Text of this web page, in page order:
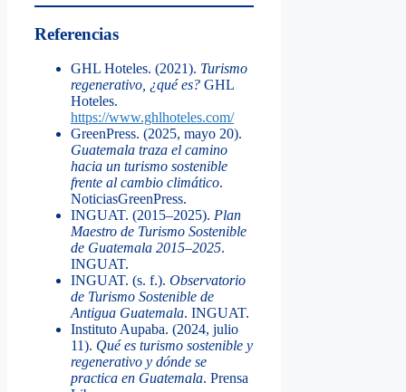
Referencias
GHL Hoteles. (2021). Turismo
regenerativo, ¿qué es? GHL
Hoteles.
https://www.ghlhoteles.com/
GreenPress. (2025, mayo 20).
Guatemala traza el camino
hacia un turismo sostenible
frente al cambio climático.
NoticiasGreenPress.
INGUAT. (2015–2025). Plan
Maestro de Turismo Sostenible
de Guatemala 2015–2025.
INGUAT.
INGUAT. (s. f.). Observatorio
de Turismo Sostenible de
Antigua Guatemala. INGUAT.
Instituto Aupaba. (2024, julio
11). Qué es turismo sostenible y
regenerativo y dónde se
practica en Guatemala. Prensa